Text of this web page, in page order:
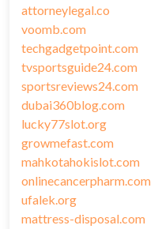
attorneylegal.co
voomb.com
techgadgetpoint.com
tvsportsguide24.com
sportsreviews24.com
dubai360blog.com
lucky77slot.org
growmefast.com
mahkotahokislot.com
onlinecancerpharm.com
ufalek.org
mattress-disposal.com